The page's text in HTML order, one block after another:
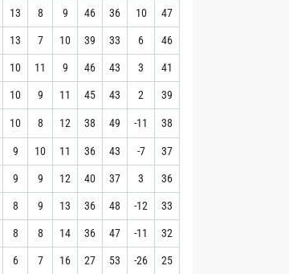
13 8 9 46 36 10 47
13 7 10 39 33 6 46
10 11 9 46 43 3 41
10 9 11 45 43 2 39
10 8 12 38 49 -11 38
9 10 11 36 43 -7 37
9 9 12 40 37 3 36
8 9 13 36 48 -12 33
8 8 14 36 47 -11 32
6 7 16 27 53 -26 25